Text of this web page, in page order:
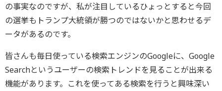
の事実なのですが、私が注目しているひょっとすると今回
の選挙もトランプ大統領が勝つのではないかと思わせるデ
ータがあるのです。
皆さんも毎日使っている検索エンジンのGoogleに、Google
Searchというユーザーの検索トレンドを見ることが出来る
機能があります。これを使ってある検索を行うと興味深い